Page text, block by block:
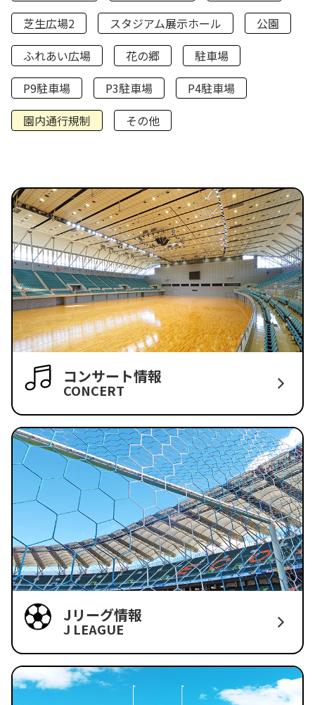
芝生広場2
スタジアム展示ホール
公園
ふれあい広場
花の郷
駐車場
P9駐車場
P3駐車場
P4駐車場
園内通行規制
その他
コンサート情報
CONCERT
Jリーグ情報
J LEAGUE